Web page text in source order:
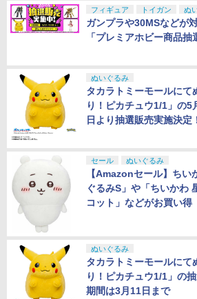
フィギュア トイガン ぬ
ガンプラや30MSなどが
「プレミアホビー商品抽
ぬいぐるみ
タカラトミーモールにて
り！ピカチュウ1/1」の5
日より抽選販売実施決定
セール ぬいぐるみ
【Amazonセール】ちい
ぐるみS」や「ちいかわ
コット」などがお買い得
ぬいぐるみ
タカラトミーモールにて
り！ピカチュウ1/1」の
期間は3月11日まで